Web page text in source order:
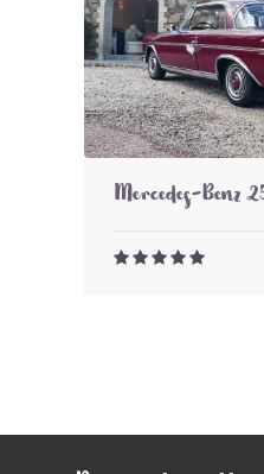
Mercedes-Benz